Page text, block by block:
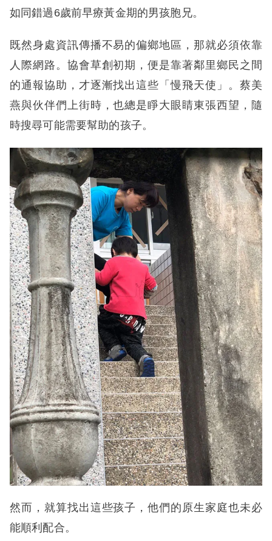
如同錯過6歲前早療黃金期的男孩胞兄。
既然身處資訊傳播不易的偏鄉地區，那就必須依靠
人際網路。協會草創初期，便是靠著鄰里鄉民之間
的通報協助，才逐漸找出這些「慢飛天使」。蔡美
燕與伙伴們上街時，也總是睜大眼睛東張西望，隨
時搜尋可能需要幫助的孩子。
然而，就算找出這些孩子，他們的原生家庭也未必
能順利配合。